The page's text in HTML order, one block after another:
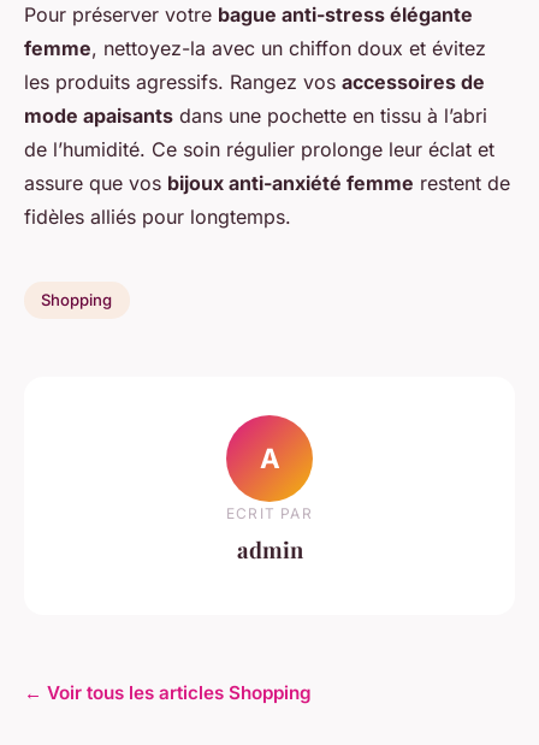
Pour préserver votre bague anti-stress élégante
femme, nettoyez-la avec un chiffon doux et évitez
les produits agressifs. Rangez vos accessoires de
mode apaisants dans une pochette en tissu à l’abri
de l’humidité. Ce soin régulier prolonge leur éclat et
assure que vos bijoux anti-anxiété femme restent de
fidèles alliés pour longtemps.
Shopping
A
ECRIT PAR
admin
← Voir tous les articles Shopping